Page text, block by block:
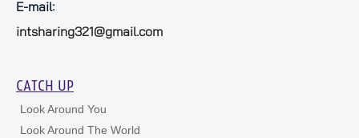
E-mail:
intsharing321@gmail.com
CATCH UP
Look Around You
Look Around The World